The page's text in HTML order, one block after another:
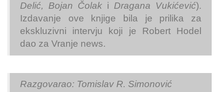
Delić, Bojan Čolak i Dragana Vukićević).
Izdavanje ove knjige bila je prilika za
ekskluzivni intervju koji je Robert Hodel
dao za Vranje news.
Razgovarao: Tomislav R. Simonović